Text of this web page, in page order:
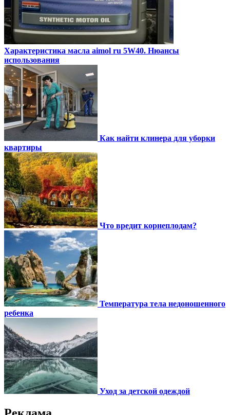
Характеристика масла aimol ru 5W40. Нюансы
использования
Как найти клинера для уборки
квартиры
Что вредит корнеплодам?
Температура тела недоношенного
ребенка
Уход за детской одеждой